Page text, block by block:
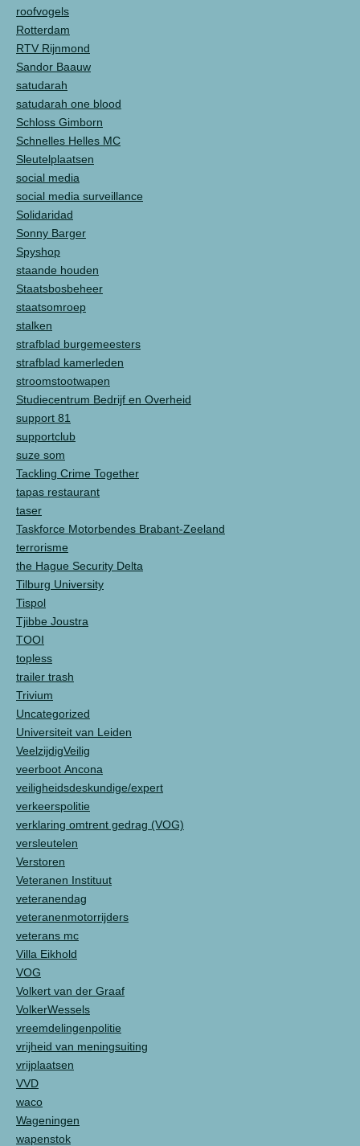
roofvogels
Rotterdam
RTV Rijnmond
Sandor Baauw
satudarah
satudarah one blood
Schloss Gimborn
Schnelles Helles MC
Sleutelplaatsen
social media
social media surveillance
Solidaridad
Sonny Barger
Spyshop
staande houden
Staatsbosbeheer
staatsomroep
stalken
strafblad burgemeesters
strafblad kamerleden
stroomstootwapen
Studiecentrum Bedrijf en Overheid
support 81
supportclub
suze som
Tackling Crime Together
tapas restaurant
taser
Taskforce Motorbendes Brabant-Zeeland
terrorisme
the Hague Security Delta
Tilburg University
Tispol
Tjibbe Joustra
TOOI
topless
trailer trash
Trivium
Uncategorized
Universiteit van Leiden
VeelzijdigVeilig
veerboot Ancona
veiligheidsdeskundige/expert
verkeerspolitie
verklaring omtrent gedrag (VOG)
versleutelen
Verstoren
Veteranen Instituut
veteranendag
veteranenmotorrijders
veterans mc
Villa Eikhold
VOG
Volkert van der Graaf
VolkerWessels
vreemdelingenpolitie
vrijheid van meningsuiting
vrijplaatsen
VVD
waco
Wageningen
wapenstok